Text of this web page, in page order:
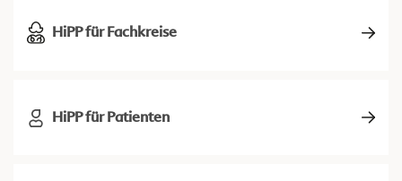
HiPP für Fachkreise
HiPP für Patienten